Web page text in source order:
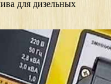
для дизельных